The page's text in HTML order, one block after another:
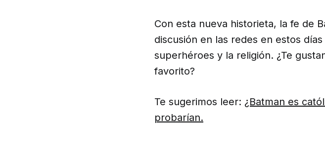
Con esta nueva historieta, la fe de
discusión en las redes en estos
superhéroes y la religión. ¿Te
favorito?
Te sugerimos leer: ¿Batman es
probarían.